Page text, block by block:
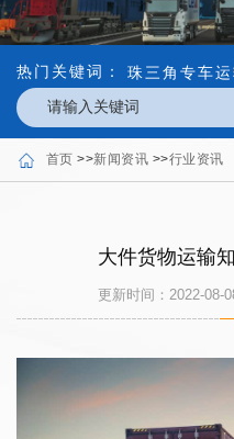
热门关键词： 珠三角专车运
首页 >>新闻资讯 >>行业资讯
大件货物运输
更新时间：2022-